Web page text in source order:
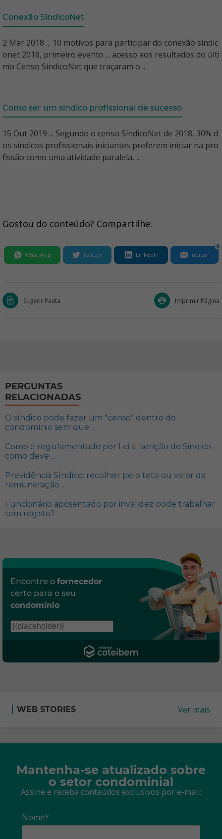
Conexão SíndicoNet
2 Mar 2018 ... 10 motivos para participar do conexão síndic
onet 2018, primeiro evento ... acesso aos resultados do últi
mo Censo SíndicoNet que traçaram o ...
Como ser um síndico profissional de sucesso
15 Out 2019 ... Segundo o censo SíndicoNet de 2018, 30% d
os síndicos profissionais iniciantes preferem iniciar na pro
fissão como uma atividade paralela, ...
Gostou do conteúdo? Compartilhe:
WhatsApp Twitter LinkedIn Indicar
0
Sugerir Pauta Imprimir Página
PERGUNTAS
RELACIONADAS
O síndico pode fazer um "censo" dentro do
condomínio sem que ...
Como é regulamentado por Lei a Isenção do Sindico ;
como deve ...
Previdência Síndico: recolher pelo teto ou valor da
remuneração ...
Funcionário aposentado por invalidez pode trabalhar
sem registo?
Encontre o fornecedor
certo para o seu
condomínio
WEB STORIES Ver mais
Mantenha-se atualizado sobre
o setor condominial
Assine e receba conteúdos exclusivos por e-mail:
Nome*